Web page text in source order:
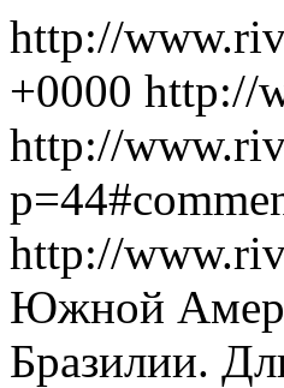
http://
+0000 http://
http://
http://
Южной
Бразилии.